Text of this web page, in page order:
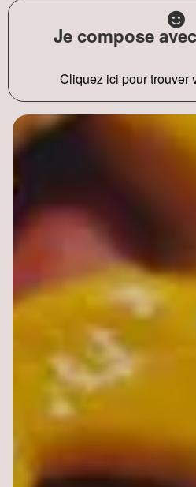
Je compose
Cliquez ici pour trouver